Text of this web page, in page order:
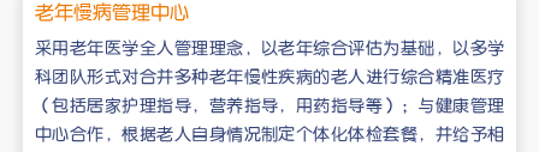
老年慢病管理中心
采用老年医学全人管理理念，以老年综合评估为基础，以多学
科团队形式对合并多种老年慢性疾病的老人进行综合精准医疗
（包括居家护理指导，营养指导，用药指导等）；与健康管理
中心合作，根据老人自身情况制定个体化体检套餐，并给予相